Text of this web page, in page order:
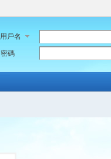
用戶名
密碼